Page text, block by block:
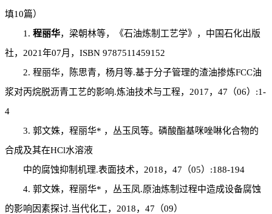
填10篇）
1. 程丽华，梁朝林等，《石油炼制工艺学》，中国石化出版
社，2021年07月，ISBN 9787511459152
2. 程丽华，陈思青，杨月等.基于分子管理的渣油掺炼FCC油
浆对丙烷脱沥青工艺的影响.炼油技术与工程，2017，47（06）:1-
4
3. 郭文姝，程丽华* ，丛玉凤等。磷酸酯基咪唑啉化合物的
合成及其在HCl水溶液
中的腐蚀抑制机理.表面技术，2018，47（05）:188-194
4. 郭文姝，程丽华* ，丛玉凤.原油炼制过程中造成设备腐蚀
的影响因素探讨.当代化工，2018，47（09）